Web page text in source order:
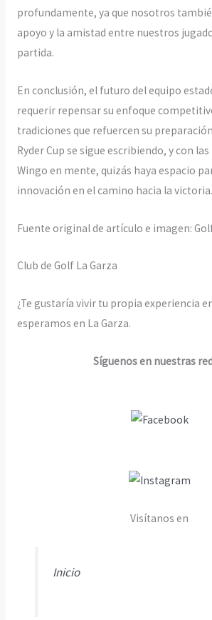
profundamente, ya que nosotros
apoyo y la amistad entre nuestros
partida.
En conclusión, el futuro del equipo
requerir repensar su enfoque
tradiciones que refuercen su
Ryder Cup se sigue escribiendo, y con las
Wingo en mente, quizás haya espacio
innovación en el camino hacia la victoria.
Fuente original de artículo e imagen:
Club de Golf La Garza
¿Te gustaría vivir tu propia experiencia
esperamos en La Garza.
Síguenos en nuestras
Visítanos en
Inicio